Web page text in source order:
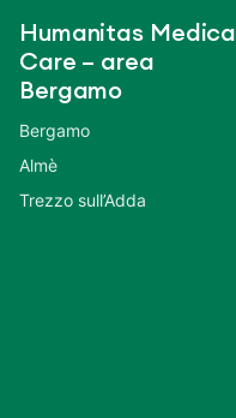
Humanitas Medical
Care – area
Bergamo
Bergamo
Almè
Trezzo sull’Adda